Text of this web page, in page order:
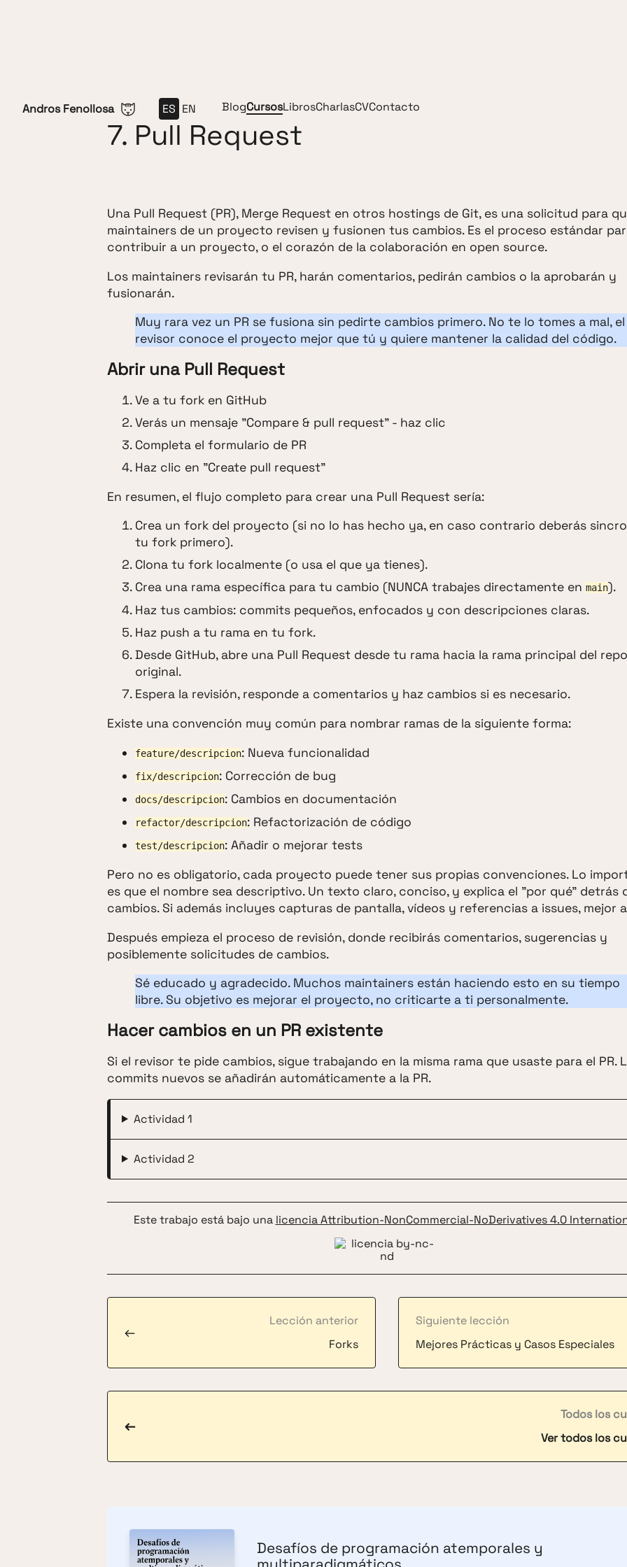
Saltar al contenido
Andros Fenollosa ES EN BlogCursosLibrosCharlasCVContacto
7. Pull Request
Una Pull Request (PR), Merge Request en otros hostings de Git, es una solicitud para
maintainers de un proyecto revisen y fusionen tus cambios. Es el proceso estándar
contribuir a un proyecto, o el corazón de la colaboración en open source.
Los maintainers revisarán tu PR, harán comentarios, pedirán cambios o la aprobarán y
fusionarán.
Muy rara vez un PR se fusiona sin pedirte cambios primero. No te lo tomes a mal, el
revisor conoce el proyecto mejor que tú y quiere mantener la calidad del código.
Abrir una Pull Request
Ve a tu fork en GitHub
Verás un mensaje "Compare & pull request" - haz clic
Completa el formulario de PR
Haz clic en "Create pull request"
En resumen, el flujo completo para crear una Pull Request sería:
Crea un fork del proyecto (si no lo has hecho ya, en caso contrario deberás
tu fork primero).
Clona tu fork localmente (o usa el que ya tienes).
Crea una rama específica para tu cambio (NUNCA trabajes directamente en main).
Haz tus cambios: commits pequeños, enfocados y con descripciones claras.
Haz push a tu rama en tu fork.
Desde GitHub, abre una Pull Request desde tu rama hacia la rama principal del
original.
Espera la revisión, responde a comentarios y haz cambios si es necesario.
Existe una convención muy común para nombrar ramas de la siguiente forma:
feature/descripcion: Nueva funcionalidad
fix/descripcion: Corrección de bug
docs/descripcion: Cambios en documentación
refactor/descripcion: Refactorización de código
test/descripcion: Añadir o mejorar tests
Pero no es obligatorio, cada proyecto puede tener sus propias convenciones. Lo
es que el nombre sea descriptivo. Un texto claro, conciso, y explica el "por qué" detrás
cambios. Si además incluyes capturas de pantalla, vídeos y referencias a issues, mejor
Después empieza el proceso de revisión, donde recibirás comentarios, sugerencias y
posiblemente solicitudes de cambios.
Sé educado y agradecido. Muchos maintainers están haciendo esto en su tiempo
libre. Su objetivo es mejorar el proyecto, no criticarte a ti personalmente.
Hacer cambios en un PR existente
Si el revisor te pide cambios, sigue trabajando en la misma rama que usaste para el PR.
commits nuevos se añadirán automáticamente a la PR.
Actividad 1
Actividad 2
Este trabajo está bajo una licencia Attribution-NonCommercial-NoDerivatives 4.0
Lección anterior
Forks
←
Siguiente lección
Mejores Prácticas y Casos Especiales
Todos los
Ver todos los
←
Desafíos de programación atemporales y